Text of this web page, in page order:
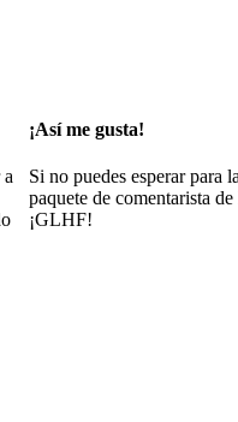
¡Así me gusta!
Si no puedes esperar para
paquete de comentarista
¡GLHF!